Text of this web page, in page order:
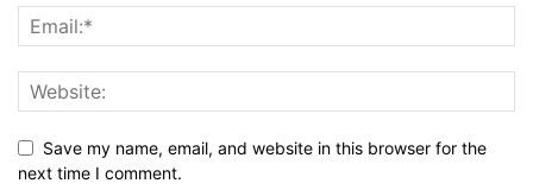
Save my name, email, and website in this browser for the
next time I comment.